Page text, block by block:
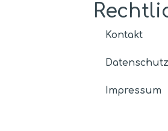
Kontakt
Datenschutz
Impressum